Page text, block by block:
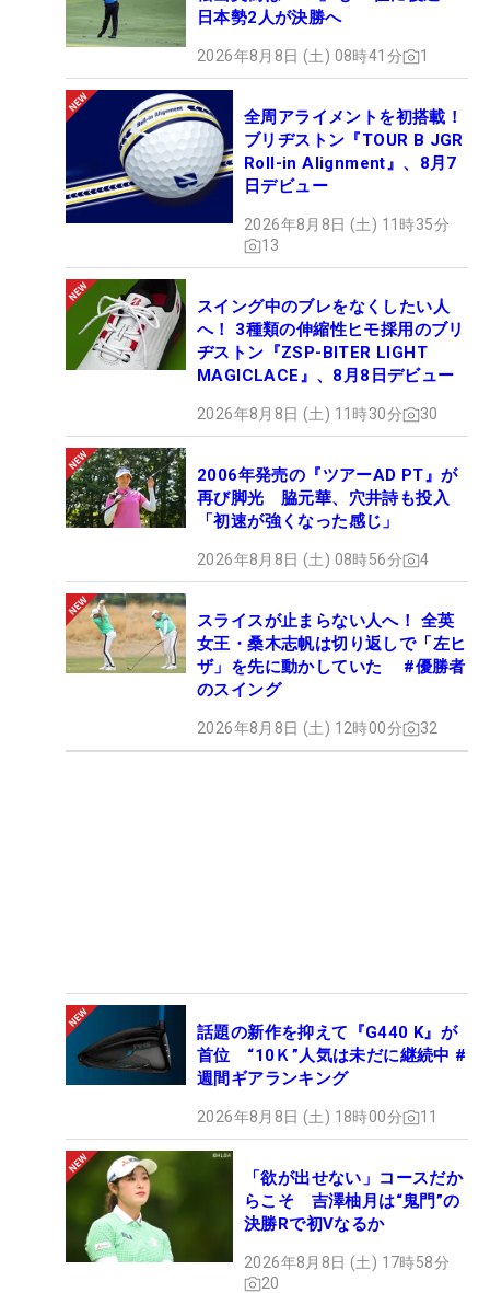
日本勢2人が決勝へ
2026年8月8日 (土) 08時41分 1
全周アライメントを初搭載！
ブリヂストン『TOUR B JGR
Roll-in Alignment』、8月7
日デビュー
2026年8月8日 (土) 11時35分
13
スイング中のブレをなくしたい人
へ！ 3種類の伸縮性ヒモ採用のブリ
ヂストン『ZSP-BITER LIGHT
MAGICLACE』、8月8日デビュー
2026年8月8日 (土) 11時30分 30
2006年発売の『ツアーAD PT』が
再び脚光 脇元華、穴井詩も投入
「初速が強くなった感じ」
2026年8月8日 (土) 08時56分 4
スライスが止まらない人へ！ 全英
女王・桑木志帆は切り返しで「左ヒ
ザ」を先に動かしていた #優勝者
のスイング
2026年8月8日 (土) 12時00分 32
話題の新作を抑えて『G440 K』が
首位 “10Ｋ”人気は未だに継続中 #
週間ギアランキング
2026年8月8日 (土) 18時00分 11
「欲が出せない」コースだか
らこそ 吉澤柚月は“鬼門”の
決勝Rで初Vなるか
2026年8月8日 (土) 17時58分
20